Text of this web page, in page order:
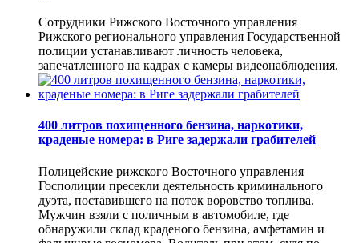
Сотрудники Рижского Восточного управления
Рижского регионального управления Государственной
полиции устанавливают личность человека,
запечатленного на кадрах с камеры видеонаблюдения.
400 литров похищенного бензина, наркотики,
краденые номера: в Риге задержали грабителей
Полицейские рижского Восточного управления
Госполиции пресекли деятельность криминального
дуэта, поставившего на поток воровство топлива.
Мужчин взяли с поличным в автомобиле, где
обнаружили склад краденого бензина, амфетамин и